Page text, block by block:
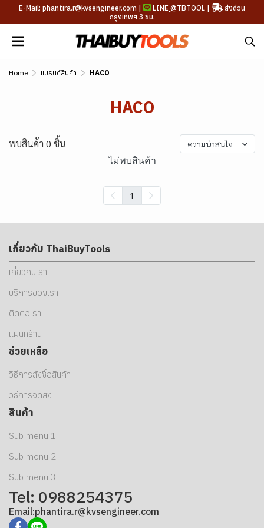
E-Mail: phantira.r@kvsengineer.com | LINE @TBTOOL |
ส่งด่วน
กรุงเทพฯ 3 ชม.
Home แบรนด์สินค้า HACO
HACO
พบสินค้า 0 ชิ้น ความน่าสนใจ
ไม่พบสินค้า
1
เกี่ยวกับ ThaiBuyTools
เกี่ยวกับเรา
บริการของเรา
ติดต่อเรา
แผนที่ร้าน
ช่วยเหลือ
วิธีการสั่งซื้อสินค้า
วิธีการจัดส่ง
สินค้า
Sub menu 1
Sub menu 2
Sub menu 3
Tel: 0988254375
Email:phantira.r@kvsengineer.com